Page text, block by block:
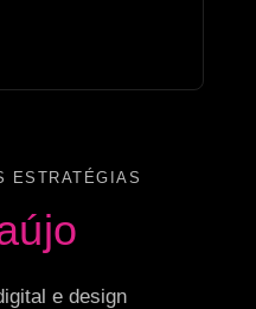
ESTRATÉGIAS
e design